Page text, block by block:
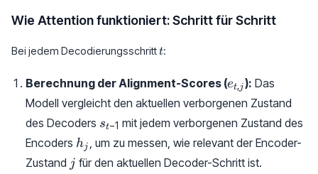
Wie Attention funktioniert: Schritt für Schritt
Bei jedem Decodierungsschrittt
t:
Berechnung der Alignment-Scores (e_{t,
j}
et,j): Das
Modell vergleicht den aktuellen verborgenen Zustand
des Decoders s_{t-
1}
st−1 mit jedem verborgenen Zustand des
Encoders h_j
hj , um zu messen, wie relevant der Encoder-
Zustand jj für den aktuellen Decoder-Schritt ist.